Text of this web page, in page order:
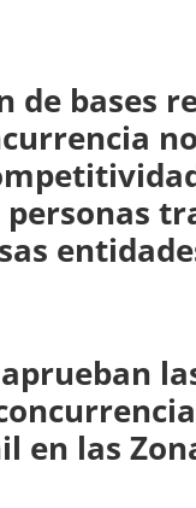
de bases
en las